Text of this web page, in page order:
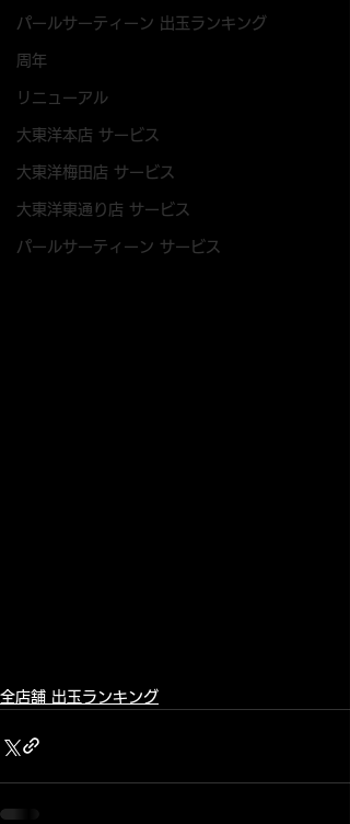
パールサーティーン 出玉ランキング
周年
リニューアル
大東洋本店 サービス
大東洋梅田店 サービス
大東洋東通り店 サービス
パールサーティーン サービス
全店舗 出玉ランキング